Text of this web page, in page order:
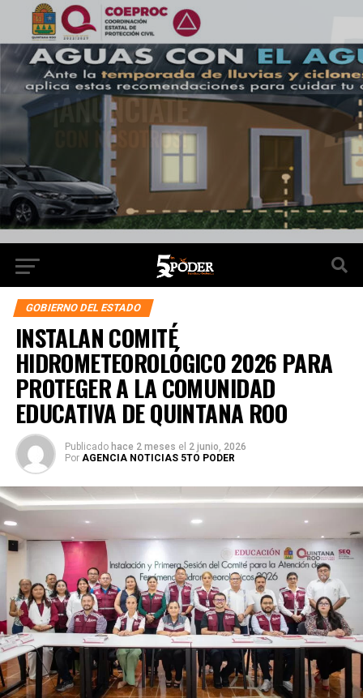
GOBIERNO DEL ESTADO
INSTALAN COMITÉ
HIDROMETEOROLÓGICO 2026 PARA
PROTEGER A LA COMUNIDAD
EDUCATIVA DE QUINTANA ROO
Publicado hace 2 meses el 2 junio, 2026
Por AGENCIA NOTICIAS 5TO PODER